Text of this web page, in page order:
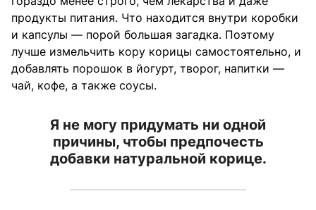
продукты питания. Что находится внутри коробки
и капсулы — порой большая загадка. Поэтому
лучше измельчить кору корицы самостоятельно, и
добавлять порошок в йогурт, творог, напитки —
чай, кофе, а также соусы.
Я не могу придумать ни одной
причины, чтобы предпочесть
добавки натуральной корице.